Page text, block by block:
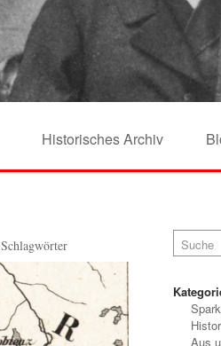
Historisches Archiv
Schlagwörter
Aus